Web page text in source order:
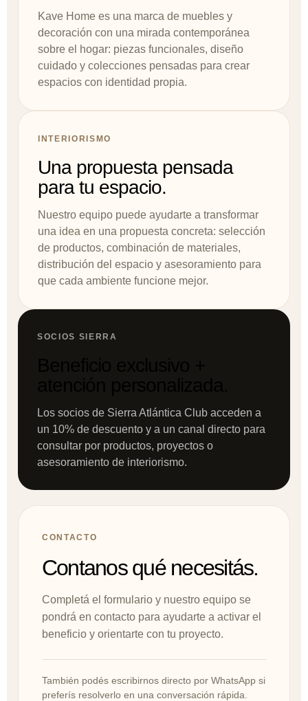
Kave Home es una marca de muebles y
decoración con una mirada contemporánea
sobre el hogar: piezas funcionales, diseño
cuidado y colecciones pensadas para crear
espacios con identidad propia.
INTERIORISMO
Una propuesta pensada
para tu espacio.
Nuestro equipo puede ayudarte a transformar
una idea en una propuesta concreta: selección
de productos, combinación de materiales,
distribución del espacio y asesoramiento para
que cada ambiente funcione mejor.
SOCIOS SIERRA
Los socios de Sierra Atlántica Club acceden a
un 10% de descuento y a un canal directo para
consultar por productos, proyectos o
asesoramiento de interiorismo.
CONTACTO
Contanos qué necesitás.
Completá el formulario y nuestro equipo se
pondrá en contacto para ayudarte a activar el
beneficio y orientarte con tu proyecto.
También podés escribirnos directo por WhatsApp si
preferís resolverlo en una conversación rápida.